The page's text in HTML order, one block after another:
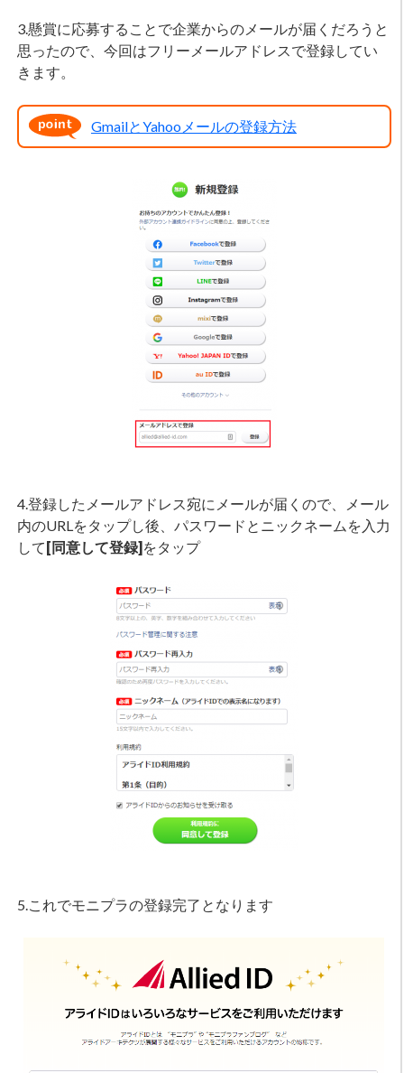
3.懸賞に応募することで企業からのメールが届くだろうと
思ったので、今回はフリーメールアドレスで登録してい
きます。
GmailとYahooメールの登録方法
4.登録したメールアドレス宛にメールが届くので、メール
内のURLをタップし後、パスワードとニックネームを入力
して[同意して登録]をタップ
5.これでモニプラの登録完了となります